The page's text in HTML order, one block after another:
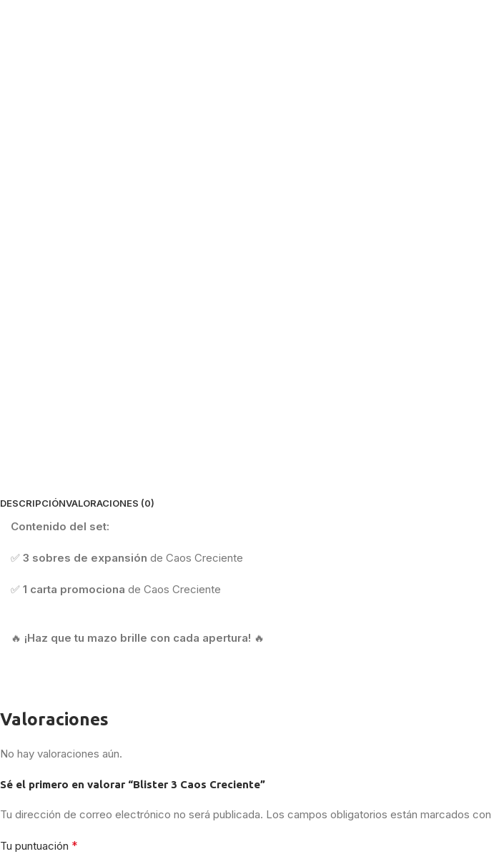
DESCRIPCIÓNVALORACIONES (0)
Contenido del set:
✅ 3 sobres de expansión de Caos Creciente
✅ 1 carta promociona de Caos Creciente
🔥 ¡Haz que tu mazo brille con cada apertura! 🔥
Valoraciones
No hay valoraciones aún.
Sé el primero en valorar “Blister 3 Caos Creciente”
Tu dirección de correo electrónico no será publicada. Los campos obligatorios están marcados con
Tu puntuación *